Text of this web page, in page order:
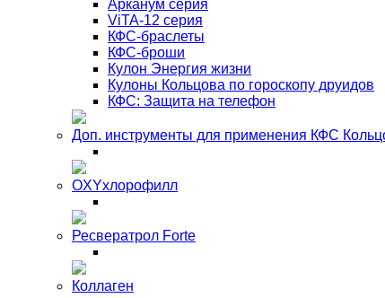
Арканум серия
ViTA-12 серия
КФС-браслеты
КФС-броши
Кулон Энергия жизни
Кулоны Кольцова по гороскопу друидов
КФС: Защита на телефон
Доп. инструменты для применения КФС
OXYхлорофилл
Ресвератрол Forte
Коллаген